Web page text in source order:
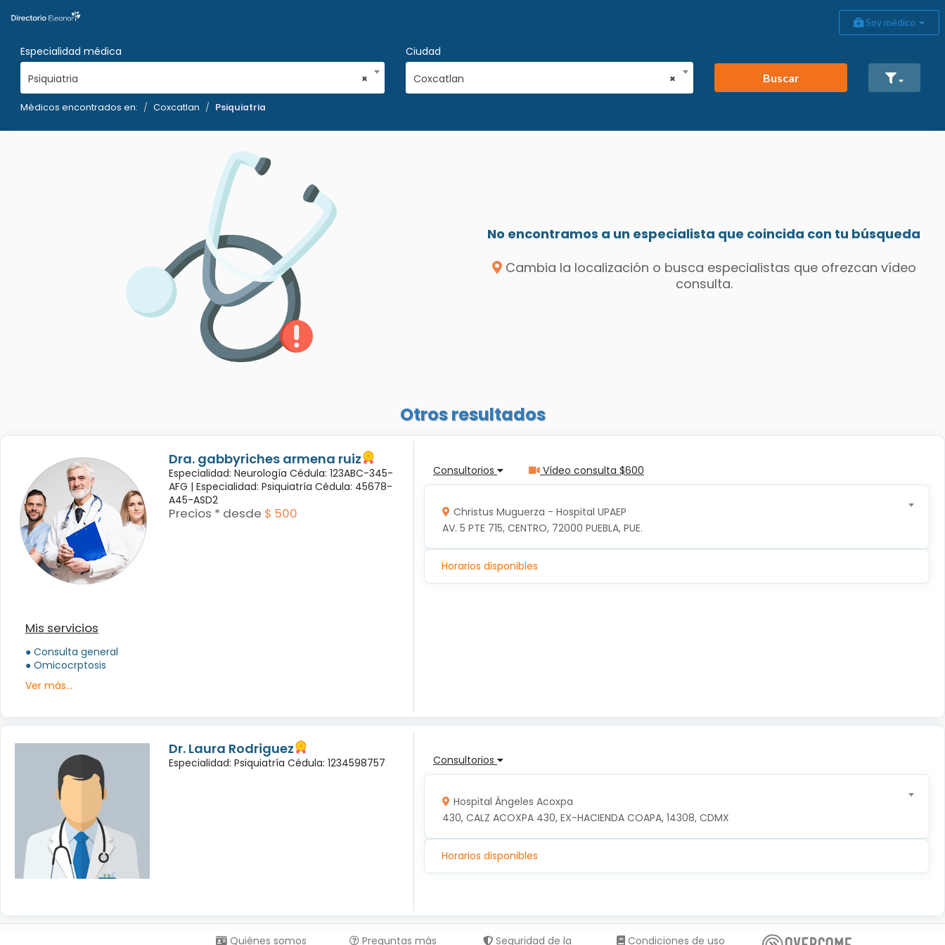
Soy médico
Especialidad médica
×
Psiquiatria
Ciudad
×
Coxcatlan Buscar
Médicos encontrados en: Coxcatlan Psiquiatria
No encontramos a un especialista que coincida con tu búsqueda
Cambia la localización o busca especialistas que ofrezcan vídeo
consulta.
Otros resultados
Dra. gabbyriches armena ruiz
Especialidad: Neurología Cédula: 123ABC-345-
AFG | Especialidad: Psiquiatría Cédula: 45678-
A45-ASD2
Precios * desde $ 500
Mis servicios
● Consulta general
● Omicocrptosis
Ver más...
Consultorios Vídeo consulta $600
Christus Muguerza - Hospital UPAEP
AV. 5 PTE 715, CENTRO, 72000 PUEBLA, PUE.
Horarios disponibles
Dr. Laura Rodriguez
Especialidad: Psiquiatría Cédula: 1234598757 Consultorios
Hospital Ángeles Acoxpa
430, CALZ ACOXPA 430, EX-HACIENDA COAPA, 14308, CDMX
Horarios disponibles
Quiénes somos Preguntas más Seguridad de la Condiciones de uso